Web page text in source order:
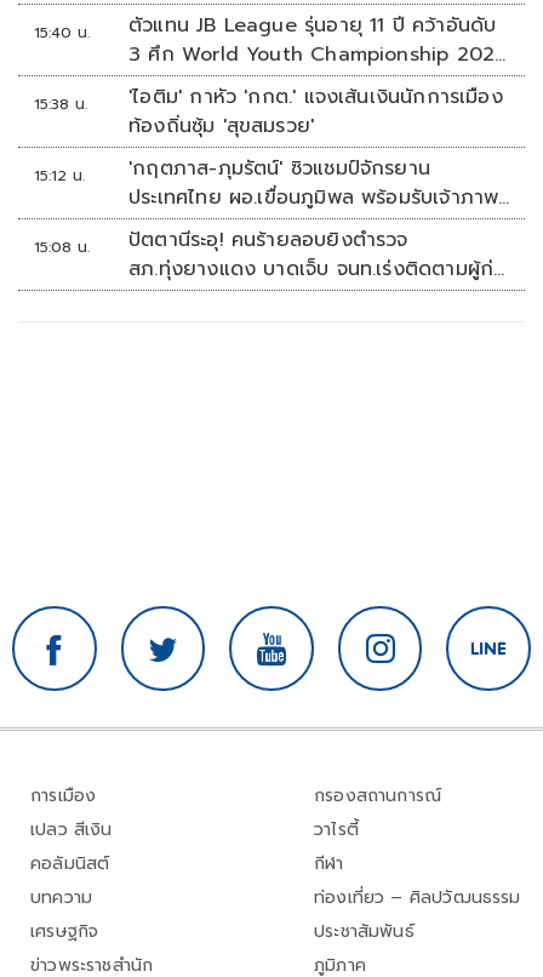
15:40 น.
ตัวแทน JB League รุ่นอายุ 11 ปี คว้าอันดับ
3 ศึก World Youth Championship 2026
ที่สิงคโปร์
15:38 น.
'ไอติม' กาหัว 'กกต.' แจงเส้นเงินนักการเมือง
ท้องถิ่นซุ้ม 'สุขสมรวย'
15:12 น.
'กฤตภาส-ภุมรัตน์' ซิวแชมป์จักรยาน
ประเทศไทย ผอ.เขื่อนภูมิพล พร้อมรับเจ้าภาพ
ต่อ ปี 2570
15:08 น.
ปัตตานีระอุ! คนร้ายลอบยิงตำรวจ
สภ.ทุ่งยางแดง บาดเจ็บ จนท.เร่งติดตามผู้ก่อ
เหตุ
การเมือง
เปลว สีเงิน
คอลัมนิสต์
บทความ
เศรษฐกิจ
ข่าวพระราชสำนัก
กรองสถานการณ์
วาไรตี้
กีฬา
ท่องเที่ยว – ศิลปวัฒนธรรม
ประชาสัมพันธ์
ภูมิภาค